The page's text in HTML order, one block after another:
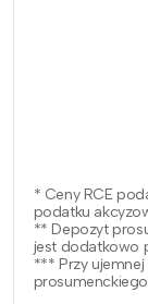
* Ceny RCE
podatku
** Depozyt
jest dodatkowo
*** Przy